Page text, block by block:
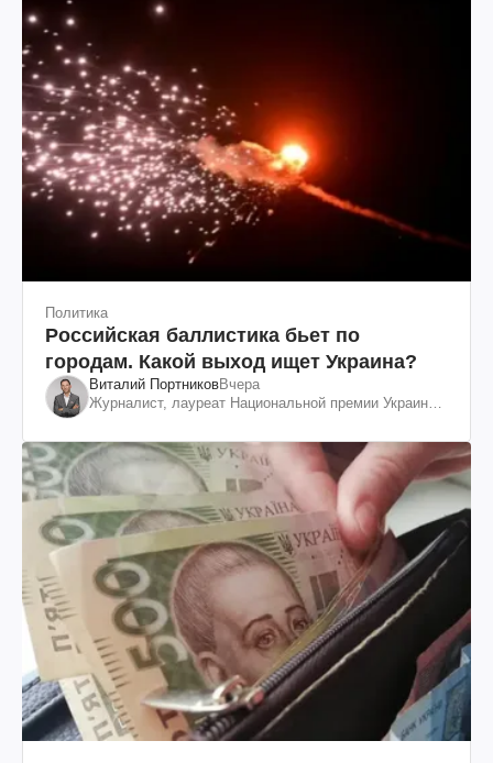
Политика
Российская баллистика бьет по
городам. Какой выход ищет Украина?
Виталий ПортниковВчера
Журналист, лауреат Национальной премии Украины